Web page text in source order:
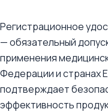
Регистрационное
— обязательный
применения
Федерации и странах
подтверждает
эффективность